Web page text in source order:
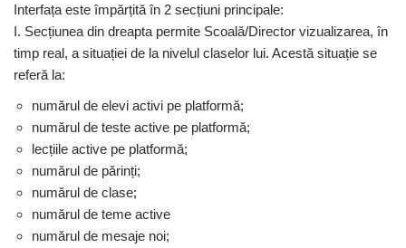
Interfața este împărțită în 2 secțiuni principale:
I. Secțiunea din dreapta permite Scoală/Director vizualizarea, în
timp real, a situației de la nivelul claselor lui. Acestă situație se
referă la:
numărul de elevi activi pe platformă;
numărul de teste active pe platformă;
lecțiile active pe platformă;
numărul de părinți;
numărul de clase;
numărul de teme active
numărul de mesaje noi;